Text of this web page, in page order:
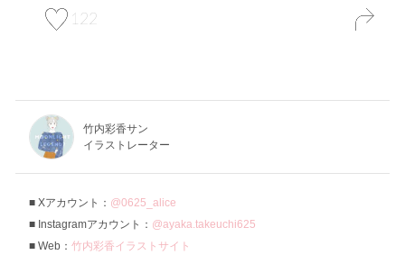
122
竹内彩香サン
イラストレーター
Xアカウント： @0625_alice
Instagramアカウント： @ayaka.takeuchi625
Web： 竹内彩香イラストサイト